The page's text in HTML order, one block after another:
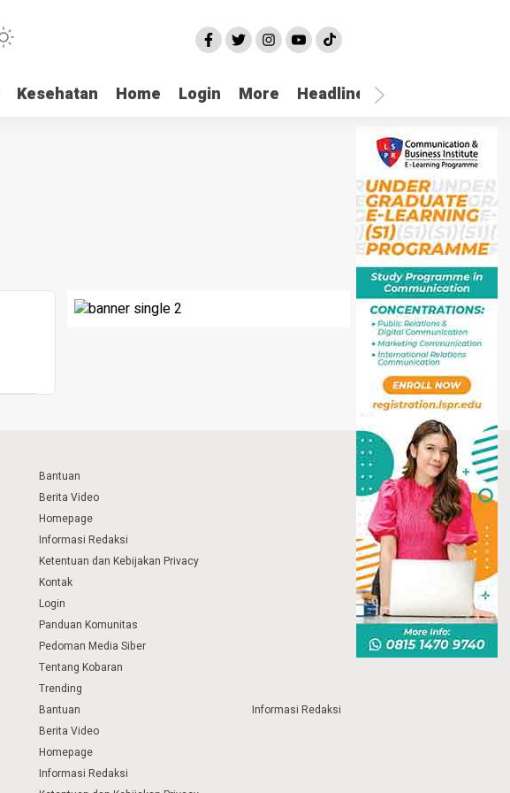
Kesehatan Home Login More Headline Selatpanjang
Bantuan
Berita Video
Homepage
Informasi Redaksi
Ketentuan dan Kebijakan Privacy
Kontak
Login
Panduan Komunitas
Pedoman Media Siber
Tentang Kobaran
Trending
Bantuan
Berita Video
Homepage
Informasi Redaksi
Informasi Redaksi